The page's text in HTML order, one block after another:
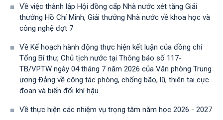
Về việc thành lập Hội đồng cấp Nhà nước xét tặng Giải
thưởng Hồ Chí Minh, Giải thưởng Nhà nước về khoa học và
công nghệ đợt 7
Về Kế hoạch hành động thực hiện kết luận của đồng chí
Tổng Bí thư, Chủ tịch nước tại Thông báo số 117-
TB/VPTW ngày 04 tháng 7 năm 2026 của Văn phòng Trung
ương Đảng về công tác phòng, chống bão, lũ, thiên tai cực
đoan và biến đổi khí hậu
Về thực hiện các nhiệm vụ trọng tâm năm học 2026 - 2027